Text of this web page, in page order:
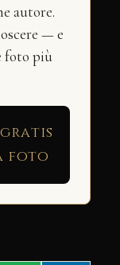
autore.
— e
foto più
foto